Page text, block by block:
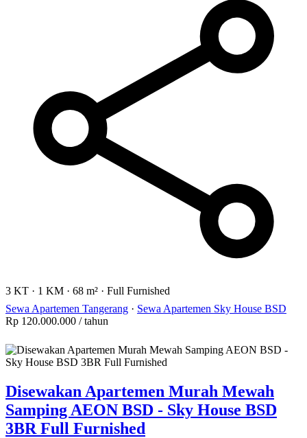
3 KT · 1 KM · 68 m² · Full Furnished
Sewa Apartemen Tangerang · Sewa Apartemen Sky House BSD
Rp 120.000.000 / tahun
Disewakan Apartemen Murah Mewah
Samping AEON BSD - Sky House BSD
3BR Full Furnished